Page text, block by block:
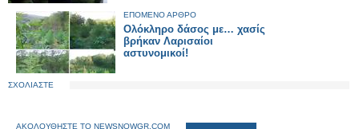
ΕΠΟΜΕΝΟ ΑΡΘΡΟ
Ολόκληρο δάσος με… χασίς
βρήκαν Λαρισαίοι
αστυνομικοί!
ΣΧΟΛΙΑΣΤΕ
ΑΚΟΛΟΥΘΗΣΤΕ ΤΟ NEWSNOWGR.COM